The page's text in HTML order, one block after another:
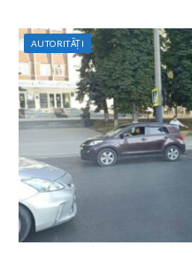
AUTORITĂȚI